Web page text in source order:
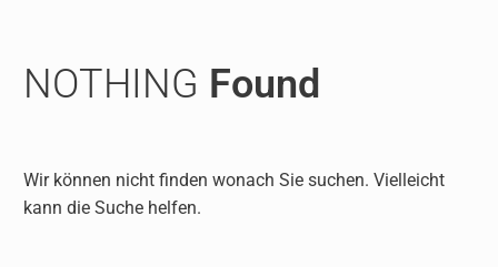
NOTHING Found
Wir können nicht finden wonach Sie suchen. Vielleicht
kann die Suche helfen.